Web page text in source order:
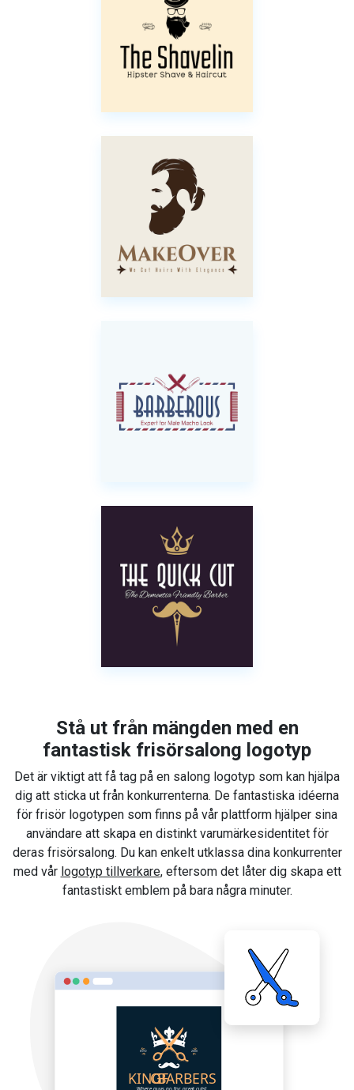
Stå ut från mängden med en
fantastisk frisörsalong logotyp
Det är viktigt att få tag på en salong logotyp som kan hjälpa
dig att sticka ut från konkurrenterna. De fantastiska idéerna
för frisör logotypen som finns på vår plattform hjälper sina
användare att skapa en distinkt varumärkesidentitet för
deras frisörsalong. Du kan enkelt utklassa dina konkurrenter
med vår logotyp tillverkare, eftersom det låter dig skapa ett
fantastiskt emblem på bara några minuter.